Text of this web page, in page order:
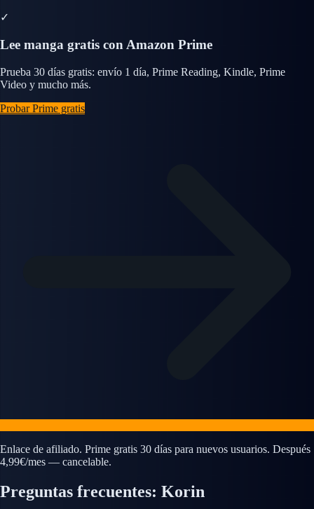
✓
Lee manga gratis con Amazon Prime
Prueba 30 días gratis: envío 1 día, Prime Reading, Kindle, Prime
Video y mucho más.
Probar Prime gratis
Enlace de afiliado. Prime gratis 30 días para nuevos usuarios. Después
4,99€/mes — cancelable.
Preguntas frecuentes: Korin